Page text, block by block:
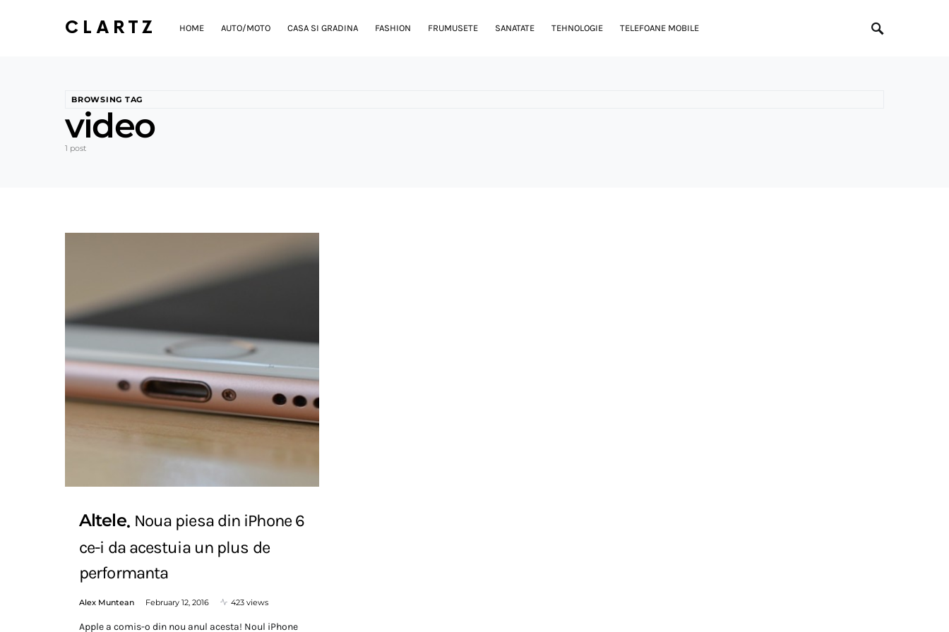
CLARTZ HOME AUTO/MOTO CASA SI GRADINA FASHION FRUMUSETE SANATATE TEHNOLOGIE TELEFOANE MOBILE
BROWSING TAG
video
1 post
Altele Noua piesa din iPhone 6
ce-i da acestuia un plus de
performanta
Alex Muntean February 12, 2016 423 views
Apple a comis-o din nou anul acesta! Noul iPhone